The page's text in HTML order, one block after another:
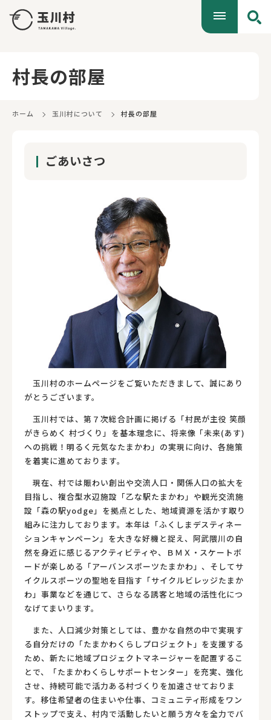
村長の部屋
ホーム 玉川村について 村長の部屋
ごあいさつ
玉川村のホームページをご覧いただきまして、誠にあり
がとうございます。
玉川村では、第７次総合計画に掲げる「村民が主役 笑顔
がきらめく 村づくり」を基本理念に、将来像「未来(あす)
への挑戦！明るく元気なたまかわ」の実現に向け、各施策
を着実に進めております。
現在、村では賑わい創出や交流人口・関係人口の拡大を
目指し、複合型水辺施設「乙な駅たまかわ」や観光交流施
設「森の駅yodge」を拠点とした、地域資源を活かす取り
組みに注力しております。本年は「ふくしまデスティネー
ションキャンペーン」を大きな好機と捉え、阿武隈川の自
然を身近に感じるアクティビティや、ＢＭＸ・スケートボ
ードが楽しめる「アーバンスポーツたまかわ」、そしてサ
イクルスポーツの聖地を目指す「サイクルビレッジたまか
わ」事業などを通じて、さらなる誘客と地域の活性化につ
なげてまいります。
また、人口減少対策としては、豊かな自然の中で実現す
る自分だけの「たまかわくらしプロジェクト」を支援する
ため、新たに地域プロジェクトマネージャーを配置するこ
とで、「たまかわくらしサポートセンター」を充実、強化
させ、持続可能で活力ある村づくりを加速させておりま
す。移住希望者の住まいや仕事、コミュニティ形成をワン
ストップで支え、村内で活動したいと願う方々を全力でバ